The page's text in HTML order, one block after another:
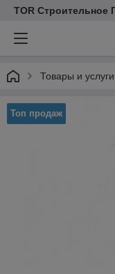
TOR Строительное
Товары и услуги
Топ продаж